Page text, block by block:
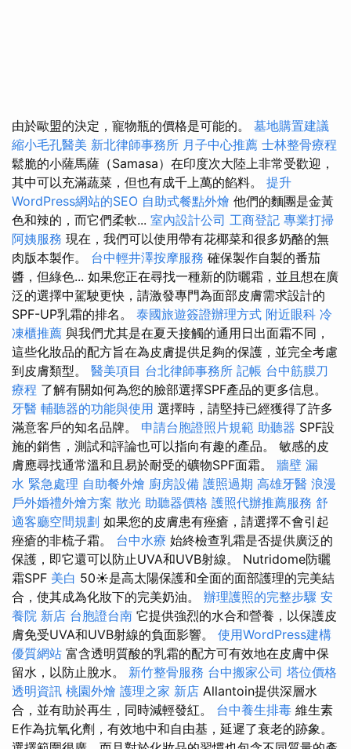
由於歐盟的決定，寵物瓶的價格是可能的。 墓地購置建議
縮小毛孔醫美 新北律師事務所 月子中心推薦 士林整骨療程
鬆脆的小薩馬薩（Samasa）在印度次大陸上非常受歡迎，
其中可以充滿蔬菜，但也有成千上萬的餡料。 提升
WordPress網站的SEO 自助式餐點外燴 他們的麵團是金黃
色和辣的，而它們柔軟... 室內設計公司 工商登記 專業打掃
阿姨服務 現在，我們可以使用帶有花椰菜和很多奶酪的無
肉版本製作。 台中輕井澤按摩服務 確保製作自製的番茄
醬，但綠色... 如果您正在尋找一種新的防曬霜，並且想在廣
泛的選擇中駕駛更快，請激發專門為面部皮膚需求設計的
SPF-UP乳霜的排名。 泰國旅遊簽證辦理方式 附近眼科 冷
凍櫃推薦 與我們尤其是在夏天接觸的通用日出面霜不同，
這些化妝品的配方旨在為皮膚提供足夠的保護，並完全考慮
到皮膚類型。 醫美項目 台北律師事務所 記帳 台中筋膜刀
療程 了解有關如何為您的臉部選擇SPF產品的更多信息。
牙醫 輔聽器的功能與使用 選擇時，請堅持已經獲得了許多
滿意客戶的知名品牌。 申請台胞證照片規範 助聽器 SPF設
施的銷售，測試和評論也可以指向有趣的產品。 敏感的皮
膚應尋找通常溫和且易於耐受的礦物SPF面霜。 牆壁 漏
水 緊急處理 自助餐外燴 廚房設備 護照過期 高雄牙醫 浪漫
戶外婚禮外燴方案 散光 助聽器價格 護照代辦推薦服務 舒
適客廳空間規劃 如果您的皮膚患有痤瘡，請選擇不會引起
痤瘡的非梳子霜。 台中水療 始終檢查乳霜是否提供廣泛的
保護，即它還可以防止UVA和UVB射線。 Nutridome防曬
霜SPF 美白 50☀️是高太陽保護和全面的面部護理的完美結
合，使其成為化妝下的完美奶油。 辦理護照的完整步驟 安
養院 新店 台胞證台南 它提供強烈的水合和營養，以保護皮
膚免受UVA和UVB射線的負面影響。 使用WordPress建構
優質網站 富含透明質酸的乳霜的配方可有效地在皮膚中保
留水，以防止脫水。 新竹整骨服務 台中搬家公司 塔位價格
透明資訊 桃園外燴 護理之家 新店 Allantoin提供深層水
合，並有助於再生，同時減輕發紅。 台中養生排毒 維生素
E作為抗氧化劑，有效地中和自由基，延遲了衰老的跡象。